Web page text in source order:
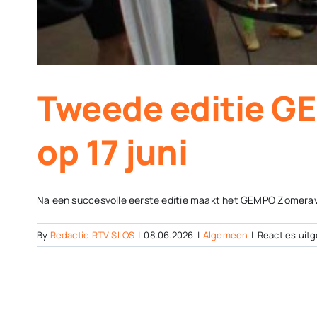
Tweede editie
op 17 juni
Na een succesvolle eerste editie maakt het GEMPO
By Redactie RTV SLOS | 08.06.2026 | Algemeen | Reacties